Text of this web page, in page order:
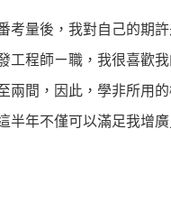
量後，我對自己的期
程師ㄧ職，我很喜歡
間，因此，學非所用
年不僅可以滿足我增